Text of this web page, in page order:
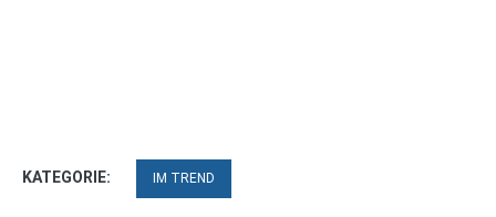
KATEGORIE: IM TREND